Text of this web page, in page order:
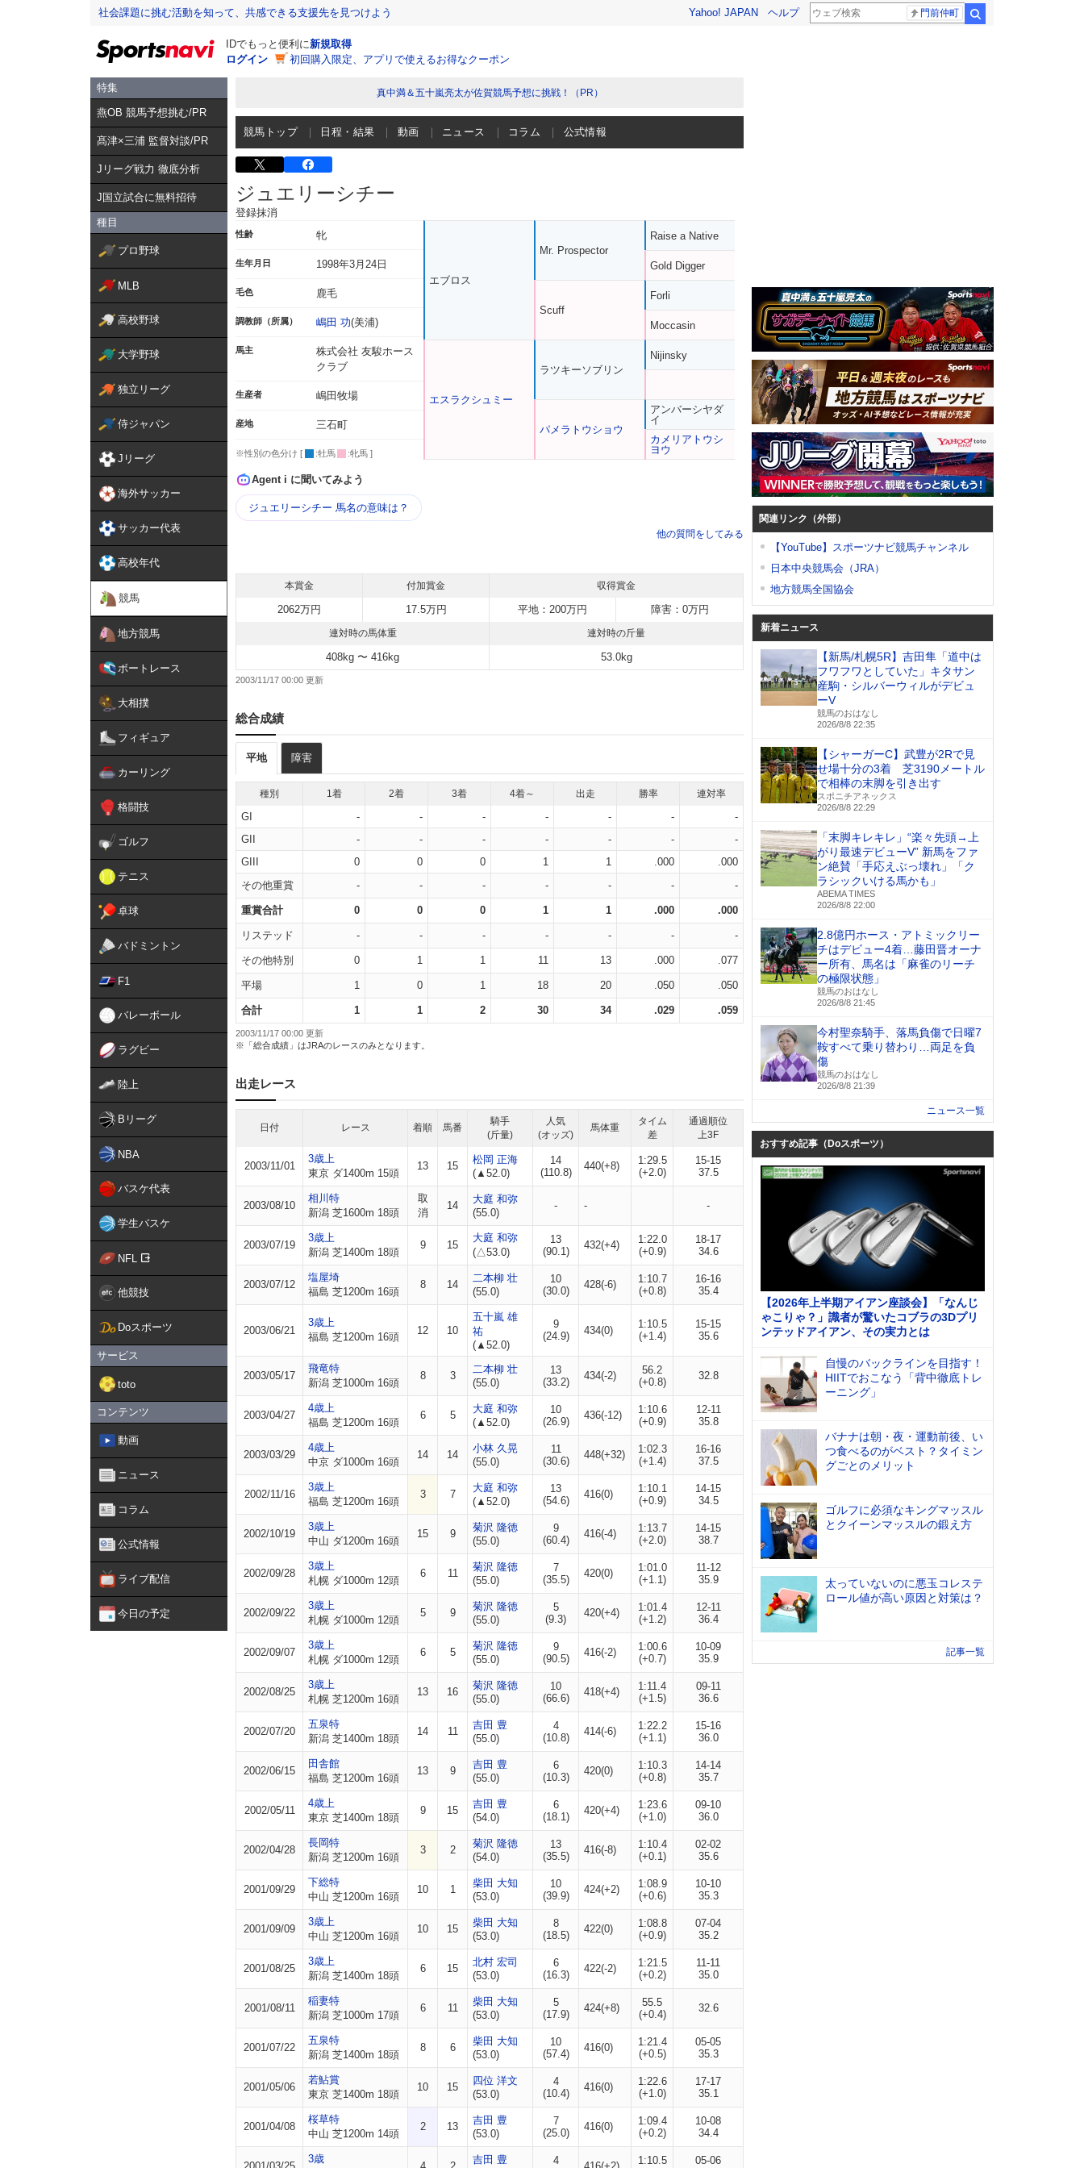
社会課題に挑む活動を知って、共感できる支援先を見つけよう Yahoo! JAPAN ヘルプ 門前仲町
IDでもっと便利に新規取得
ログイン
初回購入限定、アプリで使えるお得なクーポン
特集
燕OB 競馬予想挑む/PR
髙津×三浦 監督対談/PR
Jリーグ戦力 徹底分析
J国立試合に無料招待
種目
プロ野球
MLB
高校野球
大学野球
独立リーグ
侍ジャパン
Jリーグ
海外サッカー
サッカー代表
高校年代
競馬
地方競馬
ボートレース
大相撲
フィギュア
カーリング
格闘技
ゴルフ
テニス
卓球
バドミントン
F1
バレーボール
ラグビー
陸上
Bリーグ
NBA
バスケ代表
学生バスケ
NFL
他競技
Doスポーツ
サービス
toto
コンテンツ
動画
ニュース
コラム
公式情報
ライブ配信
今日の予定
真中満＆五十嵐亮太が佐賀競馬予想に挑戦！（PR）
競馬トップ 日程・結果 動画 ニュース コラム 公式情報
ジュエリーシチー
登録抹消
性齢 牝
生年月日 1998年3月24日
毛色 鹿毛
調教師（所属） 嶋田 功(美浦)
馬主
株式会社 友駿ホース
クラブ
生産者 嶋田牧場
産地 三石町
※性別の色分け [ :牡馬 :牝馬 ]
エブロス
エスラクシュミー
Mr. Prospector
Scuff
ラツキーソブリン
パメラトウショウ
Raise a Native
Gold Digger
Forli
Moccasin
Nijinsky
アンバーシヤダ
イ
カメリアトウシ
ヨウ
Agent i に聞いてみよう
ジュエリーシチー 馬名の意味は？
他の質問をしてみる
本賞金 付加賞金 収得賞金
2062万円 17.5万円 平地：200万円 障害：0万円
連対時の馬体重 連対時の斤量
408kg 〜 416kg 53.0kg
2003/11/17 00:00
総合成績
平地 障害
種別 1着 2着 3着 4着～ 出走 勝率 連対率
GI - - - - - -
-
GII
- - - - - -
-
GIII
0 0 0 1 1 .000
.000
その他重賞
- - - - - - -
重賞合計 0 0 0 1 1 .000 .000
リステッド - - - - - - -
その他特別 0 1 1 11 13 .000 .077
平場 1 0 1 18 20 .050 .050
合計 1 1 2 30 34 .029 .059
2003/11/17 00:00 更新
※「総合成績」はJRAのレースのみとなります。
出走レース
日付 レース 着順 馬番
騎手
(斤量)
人気
(オッズ)
馬体重
タイム
差
通過順位
上3F
2003/11/01
3歳上
東京 ダ1400m 15頭
13 15
松岡 正海
(▲52.0)
14
(110.8)
440(+8)
1:29.5
(+2.0)
15-15
37.5
2003/08/10
相川特
新潟 芝1600m 18頭
取
消
14
大庭 和弥
(55.0)
- - -
2003/07/19
3歳上
新潟 芝1400m 18頭
9 15
大庭 和弥
(△53.0)
13
(90.1)
432(+4)
1:22.0
(+0.9)
18-17
34.6
2003/07/12
塩屋埼
福島 芝1200m 16頭
8 14
二本柳 壮
(55.0)
10
(30.0)
428(-6)
1:10.7
(+0.8)
16-16
35.4
2003/06/21
3歳上
福島 芝1200m 16頭
12 10
五十嵐 雄
祐
(▲52.0)
9
(24.9)
434(0)
1:10.5
(+1.4)
15-15
35.6
2003/05/17
飛竜特
新潟 芝1000m 16頭
8 3
二本柳 壮
(55.0)
13
(33.2)
434(-2)
56.2
(+0.8)
32.8
2003/04/27
4歳上
福島 芝1200m 16頭
6 5
大庭 和弥
(▲52.0)
10
(26.9)
436(-12)
1:10.6
(+0.9)
12-11
35.8
2003/03/29
4歳上
中京 ダ1000m 16頭
14 14
小林 久晃
(55.0)
11
(30.6)
448(+32)
1:02.3
(+1.4)
16-16
37.5
2002/11/16
3歳上
福島 芝1200m 16頭
3 7
大庭 和弥
(▲52.0)
13
(54.6)
416(0)
1:10.1
(+0.9)
14-15
34.5
2002/10/19
3歳上
中山 ダ1200m 16頭
15 9
菊沢 隆徳
(55.0)
9
(60.4)
416(-4)
1:13.7
(+2.0)
14-15
38.7
2002/09/28
3歳上
札幌 ダ1000m 12頭
6 11
菊沢 隆徳
(55.0)
7
(35.5)
420(0)
1:01.0
(+1.1)
11-12
35.9
2002/09/22
3歳上
札幌 ダ1000m 12頭
5 9
菊沢 隆徳
(55.0)
5
(9.3)
420(+4)
1:01.4
(+1.2)
12-11
36.4
2002/09/07
3歳上
札幌 ダ1000m 12頭
6 5
菊沢 隆徳
(55.0)
9
(90.5)
416(-2)
1:00.6
(+0.7)
10-09
35.9
2002/08/25
3歳上
札幌 芝1200m 16頭
13 16
菊沢 隆徳
(55.0)
10
(66.6)
418(+4)
1:11.4
(+1.5)
09-11
36.6
2002/07/20
五泉特
新潟 芝1400m 18頭
14 11
吉田 豊
(55.0)
4
(10.8)
414(-6)
1:22.2
(+1.1)
15-16
36.0
2002/06/15
田舎館
福島 芝1200m 16頭
13 9
吉田 豊
(55.0)
6
(10.3)
420(0)
1:10.3
(+0.8)
14-14
35.7
2002/05/11
4歳上
東京 芝1400m 18頭
9 15
吉田 豊
(54.0)
6
(18.1)
420(+4)
1:23.6
(+1.0)
09-10
36.0
2002/04/28
長岡特
新潟 芝1200m 16頭
3 2
菊沢 隆徳
(54.0)
13
(35.5)
416(-8)
1:10.4
(+0.1)
02-02
35.6
2001/09/29
下総特
中山 芝1200m 16頭
10 1
柴田 大知
(53.0)
10
(39.9)
424(+2)
1:08.9
(+0.6)
10-10
35.3
2001/09/09
3歳上
中山 芝1200m 16頭
10 15
柴田 大知
(53.0)
8
(18.5)
422(0)
1:08.8
(+0.9)
07-04
35.2
2001/08/25
3歳上
新潟 芝1400m 18頭
6 15
北村 宏司
(53.0)
6
(16.3)
422(-2)
1:21.5
(+0.2)
11-11
35.0
2001/08/11
稲妻特
新潟 芝1000m 17頭
6 11
柴田 大知
(53.0)
5
(17.9)
424(+8)
55.5
(+0.4)
32.6
2001/07/22
五泉特
新潟 芝1400m 18頭
8 6
柴田 大知
(53.0)
10
(57.4)
416(0)
1:21.4
(+0.5)
05-05
35.3
2001/05/06
若鮎賞
東京 芝1400m 18頭
10 15
四位 洋文
(53.0)
4
(10.4)
416(0)
1:22.6
(+1.0)
17-17
35.1
2001/04/08
桜草特
中山 芝1200m 14頭
2 13
吉田 豊
(53.0)
7
(25.0)
416(0)
1:09.4
(+0.2)
10-08
34.4
3歳
吉田 豊
4
1:10.5
05-06
関連リンク（外部）
【YouTube】スポーツナビ競馬チャンネル
日本中央競馬会（JRA）
地方競馬全国協会
新着ニュース
【新馬/札幌5R】吉田隼「道中は
フワフワとしていた」キタサン
産駒・シルバーウィルがデビュ
ーV
競馬のおはなし
2026/8/8 22:35
【シャーガーC】武豊が2Rで見
せ場十分の3着 芝3190メートル
で相棒の末脚を引き出す
スポニチアネックス
2026/8/8 22:29
「末脚キレキレ」“楽々先頭→上
がり最速デビューV” 新馬をファ
ン絶賛「手応えぶっ壊れ」「ク
ラシックいける馬かも」
ABEMA TIMES
2026/8/8 22:00
2.8億円ホース・アトミックリー
チはデビュー4着…藤田晋オーナ
ー所有、馬名は「麻雀のリーチ
の極限状態」
競馬のおはなし
2026/8/8 21:45
今村聖奈騎手、落馬負傷で日曜7
鞍すべて乗り替わり…両足を負
傷
競馬のおはなし
2026/8/8 21:39
ニュース一覧
おすすめ記事（Doスポーツ）
【2026年上半期アイアン座談会】「なんじ
ゃこりゃ？」識者が驚いたコブラの3Dプリ
ンテッドアイアン、その実力とは
自慢のバックラインを目指す！
HIITでおこなう「背中徹底トレ
ーニング」
バナナは朝・夜・運動前後、い
つ食べるのがベスト？タイミン
グごとのメリット
ゴルフに必須なキングマッスル
とクイーンマッスルの鍛え方
太っていないのに悪玉コレステ
ロール値が高い原因と対策は？
記事一覧